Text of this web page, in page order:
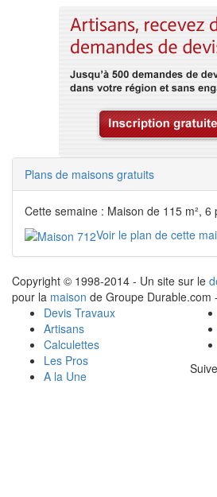
Plans de maisons gratuits
Cette semaine : Maison de 115 m², 6
Voir le plan de cette
Copyright © 1998-2014 - Un site sur le
pour la maison de Groupe Durable.com
Devis Travaux
Artisans
Calculettes
Les Pros
A la Une